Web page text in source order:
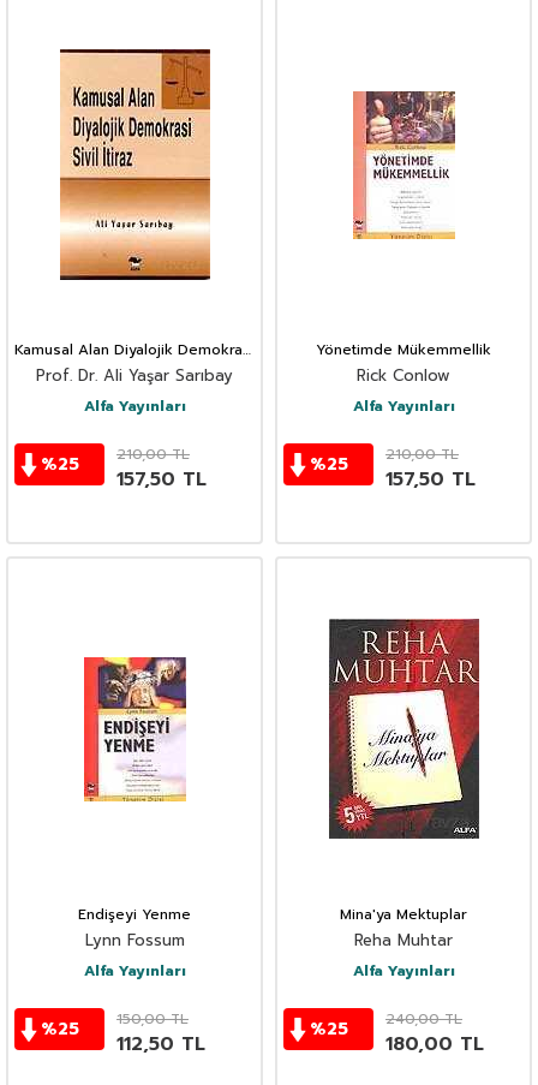
Kamusal Alan Diyalojik Demokrasi
Sivil İtiraz
Prof. Dr. Ali Yaşar Sarıbay
Alfa Yayınları
%25 210,00TL
157,50 TL
Yönetimde Mükemmellik
Rick Conlow
Alfa Yayınları
%25 210,00TL
157,50 TL
Endişeyi Yenme
Lynn Fossum
Alfa Yayınları
%25 150,00TL
112,50 TL
Mina'ya Mektuplar
Reha Muhtar
Alfa Yayınları
%25 240,00TL
180,00 TL